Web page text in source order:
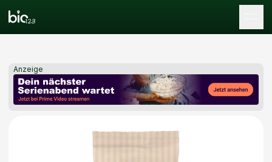
Anzeige